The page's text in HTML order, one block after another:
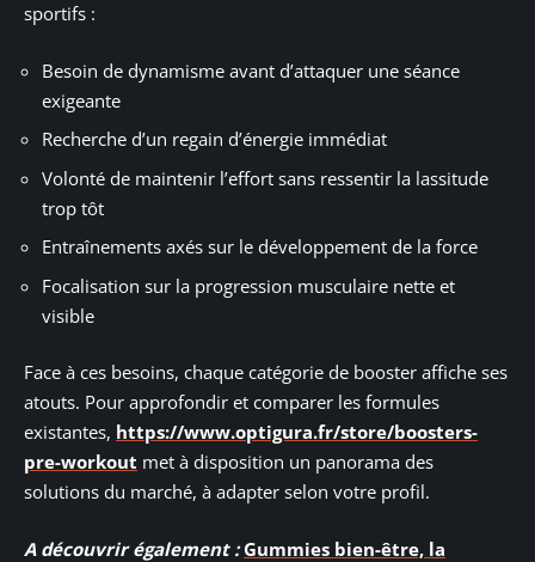
sportifs :
Besoin de dynamisme avant d’attaquer une séance
exigeante
Recherche d’un regain d’énergie immédiat
Volonté de maintenir l’effort sans ressentir la lassitude
trop tôt
Entraînements axés sur le développement de la force
Focalisation sur la progression musculaire nette et
visible
Face à ces besoins, chaque catégorie de booster affiche ses
atouts. Pour approfondir et comparer les formules
existantes, https://www.optigura.fr/store/boosters-
pre-workout met à disposition un panorama des
solutions du marché, à adapter selon votre profil.
A découvrir également : Gummies bien-être, la